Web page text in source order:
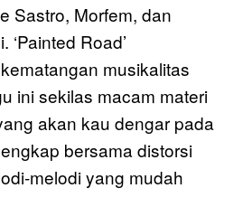
Sastro, Morfem, dan
Road’
musikalitas
ini sekilas macam materi
akan kau dengar pada
bersama distorsi
melodi yang mudah